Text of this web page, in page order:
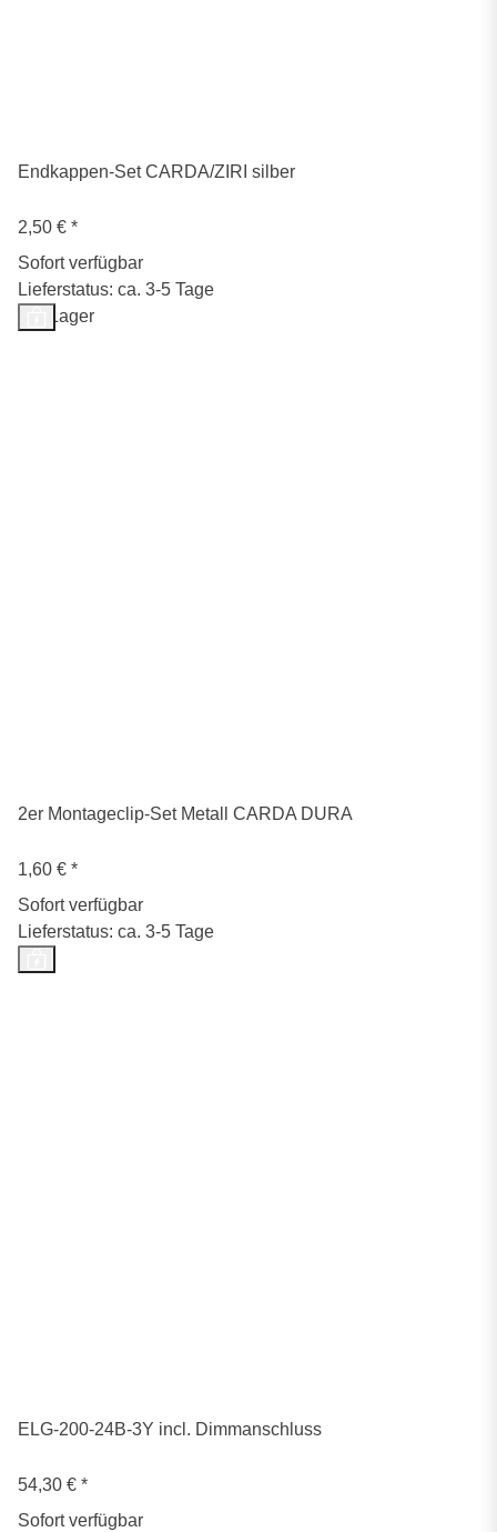
Endkappen-Set CARDA/ZIRI silber
2,50 € *
Sofort verfügbar
Lieferstatus: ca. 3-5 Tage
Auf Lager
2er Montageclip-Set Metall CARDA DURA
1,60 € *
Sofort verfügbar
Lieferstatus: ca. 3-5 Tage
ELG-200-24B-3Y incl. Dimmanschluss
54,30 € *
Sofort verfügbar